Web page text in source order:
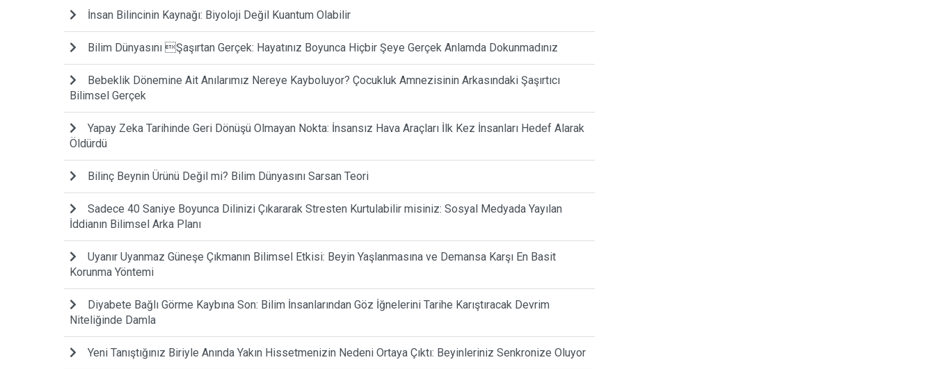
İnsan Bilincinin Kaynağı: Biyoloji Değil Kuantum Olabilir
Bilim Dünyasını Şaşırtan Gerçek: Hayatınız Boyunca Hiçbir Şeye Gerçek Anlamda Dokunmadınız
Bebeklik Dönemine Ait Anılarımız Nereye Kayboluyor? Çocukluk Amnezisinin Arkasındaki Şaşırtıcı
Bilimsel Gerçek
Yapay Zeka Tarihinde Geri Dönüşü Olmayan Nokta: İnsansız Hava Araçları İlk Kez İnsanları Hedef Alarak
Öldürdü
Bilinç Beynin Ürünü Değil mi? Bilim Dünyasını Sarsan Teori
Sadece 40 Saniye Boyunca Dilinizi Çıkararak Stresten Kurtulabilir misiniz: Sosyal Medyada Yayılan
İddianın Bilimsel Arka Planı
Uyanır Uyanmaz Güneşe Çıkmanın Bilimsel Etkisi: Beyin Yaşlanmasına ve Demansa Karşı En Basit
Korunma Yöntemi
Diyabete Bağlı Görme Kaybına Son: Bilim İnsanlarından Göz İğnelerini Tarihe Karıştıracak Devrim
Niteliğinde Damla
Yeni Tanıştığınız Biriyle Anında Yakın Hissetmenizin Nedeni Ortaya Çıktı: Beyinleriniz Senkronize Oluyor